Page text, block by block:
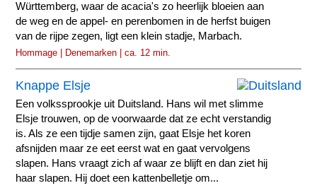
Württemberg, waar de acacia's zo heerlijk bloeien aan
de weg en de appel- en perenbomen in de herfst buigen
van de rijpe zegen, ligt een klein stadje, Marbach.
Hommage | Denemarken | ca. 12 min.
Knappe Elsje
Een volkssprookje uit Duitsland. Hans wil met slimme
Elsje trouwen, op de voorwaarde dat ze echt verstandig
is. Als ze een tijdje samen zijn, gaat Elsje het koren
afsnijden maar ze eet eerst wat en gaat vervolgens
slapen. Hans vraagt zich af waar ze blijft en dan ziet hij
haar slapen. Hij doet een kattenbelletje om...